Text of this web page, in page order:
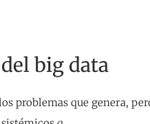
big data
problemas que genera,